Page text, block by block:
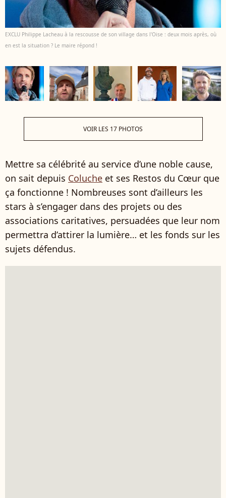
EXCLU Philippe Lacheau à la rescousse de son village dans l'Oise : deux mois après, où
en est la situation ? Le maire répond !
VOIR LES 17 PHOTOS
Mettre sa célébrité au service d’une noble cause,
on sait depuis Coluche et ses Restos du Cœur que
ça fonctionne ! Nombreuses sont d’ailleurs les
stars à s’engager dans des projets ou des
associations caritatives, persuadées que leur nom
permettra d’attirer la lumière… et les fonds sur les
sujets défendus.